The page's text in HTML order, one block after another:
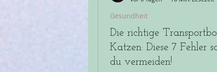
Die richtige
Katzen: Diese 7 Fehler
du vermeiden!
Gesundheit